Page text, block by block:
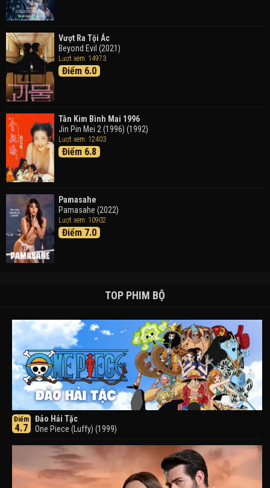
Vượt Ra Tội Ác
Beyond Evil (2021)
Lượt xem: 14973
Điểm 6.0
Tân Kim Bình Mai 1996
Jin Pin Mei 2 (1996) (1992)
Lượt xem: 12403
Điểm 6.8
Pamasahe
Pamasahe (2022)
Lượt xem: 10902
Điểm 7.0
TOP PHIM BỘ
Điểm
4.7
Đảo Hải Tặc
One Piece (Luffy) (1999)